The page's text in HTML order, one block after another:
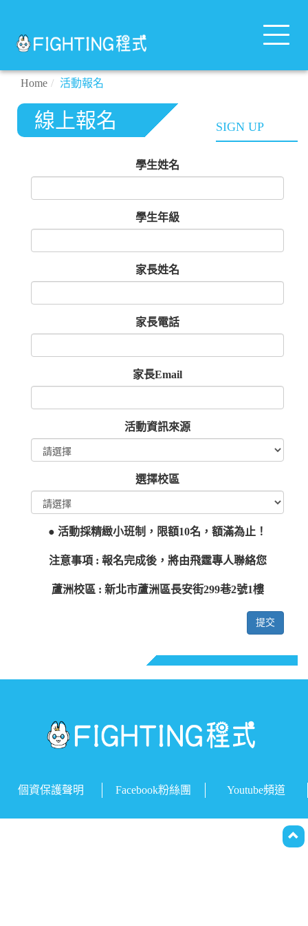
Toggle
Home 活動報名
線上報名 SIGN UP
學生姓名
學生年級
家長姓名
家長電話
家長Email
活動資訊來源
選擇校區
● 活動採精緻小班制，限額10名，額滿為止！
注意事項 : 報名完成後，將由飛霆專人聯絡您
蘆洲校區 : 新北市蘆洲區長安街299巷2號1樓
提交
個資保護聲明 Facebook粉絲團 Youtube頻道